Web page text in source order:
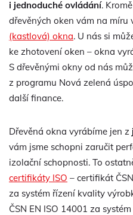
i jednoduché ovládání.
dřevěných oken vám na míru
(kastlová) okna. U nás si
ke zhotovení oken – okna
S dřevěnými okny od nás
z programu Nová zelená
další finance.
Dřevěná okna vyrábíme jen z
vám jsme schopni zaručit
izolační schopnosti. To
certifikáty ISO – certifikát
za systém řízení kvality
ČSN EN ISO 14001 za